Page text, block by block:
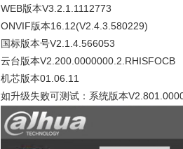
WEB版本V3.2.1.1112773
ONVIF版本16.12(V2.4.3.580229)
国标版本号V2.1.4.566053
云台版本V2.200.0000000.2.RHISFOCB
机芯版本01.06.11
如升级失败可测试：系统版本